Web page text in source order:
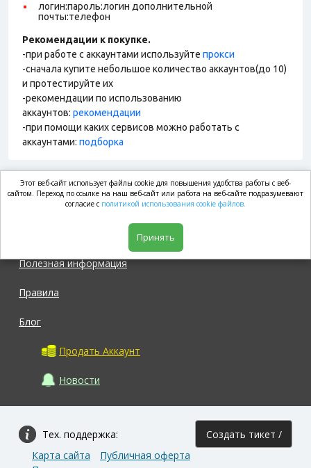
логин:пароль:логин дополнительной
почты:телефон
Рекомендации к покупке.
-при работе с аккаунтами используйте прокси
-сначала купите небольшое количество аккаунтов(до 10)
и протестируйте их
-рекомендации по использованию
аккаунтов: рекомендации
-при помощи каких сервисов можно работать с
аккаунтами: подборка
market.com
Полезная информация
Правила
Блог
Продать Аккаунт
Новости
Тех. поддержка: Создать тикет /
Карта сайта
Публичная оферта
Этот веб-сайт использует файлы cookie для повышения удобства работы с веб-
сайтом. Переход по ссылке на наш веб-сайт или работа на веб-сайте подразумевают
согласие с политикой использования cookie файлов.
Принять